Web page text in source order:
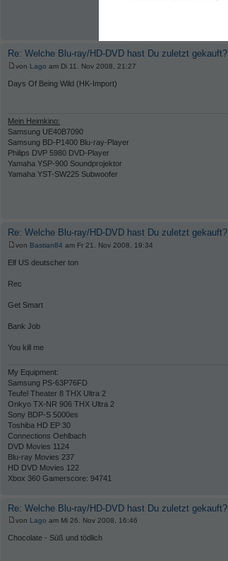
Re: Welche Blu-ray/HD-DVD hast Du zuletzt gekauft?
von Lago am Di 11. Nov 2008, 21:27
Days Of Being Wild (HK-Import)
Mein Heimkino:
Samsung UE40B7090
Samsung BD-P1400 Blu-ray-Player
Philips DVP 5980 DVD-Player
Yamaha YSP-900 Soundprojektor
Yamaha YST-SW225 Subwoofer
Re: Welche Blu-ray/HD-DVD hast Du zuletzt gekauft?
von Bastian84 am Fr 21. Nov 2008, 19:34
Elf US deutscher ton
Rec
Get Smart
Bank Job
You kill me
My Equipment:
Samsung PS-63P76FD
Teufel Theater 8 THX Ultra 2
Onkyo TX-NR 906 THX Ultra 2
Sony BDP-S 5000es
Toshiba HD EP 30
Connections Oehlbach
DVD Movies 1124
Blu-ray Movies 237
HD DVD Movies 122
Xbox 360 Gamerscore: 94741
Re: Welche Blu-ray/HD-DVD hast Du zuletzt gekauft?
von Lago am Mi 26. Nov 2008, 16:46
Chocolate - Süß und tödlich